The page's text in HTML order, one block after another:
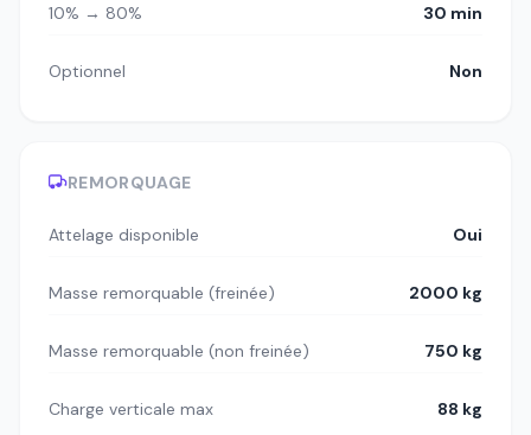
10% → 80% 30 min
Optionnel Non
REMORQUAGE
Attelage disponible Oui
Masse remorquable (freinée) 2000 kg
Masse remorquable (non freinée) 750 kg
Charge verticale max 88 kg